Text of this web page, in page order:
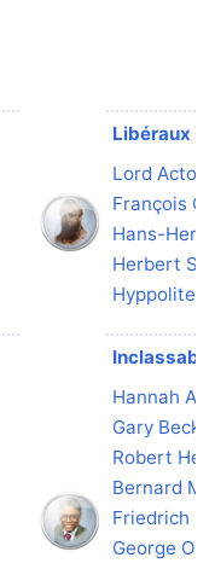
Libéraux
Lord Acton
François
Hans-
Herbert
Hyppolite
Hannah
Gary
Robert
Bernard
Friedrich
George